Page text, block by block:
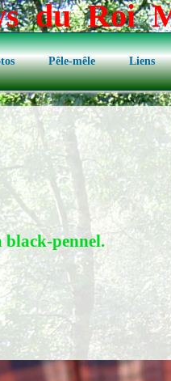
du Roi
Pêle-mêle Liens
black-pennel.